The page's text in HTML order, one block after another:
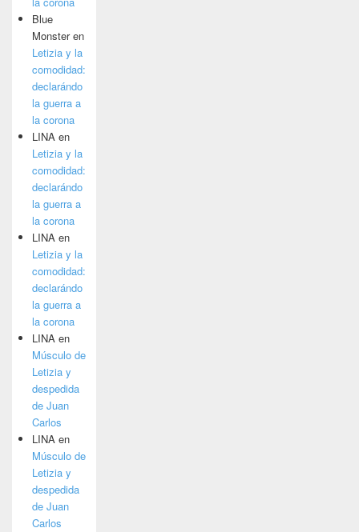
Blue
Monsteren
Letizia y la
comodidad:
declarándo
la guerra a
la corona
LINA en
Letizia y la
comodidad:
declarándo
la guerra a
la corona
LINA en
Letizia y la
comodidad:
declarándo
la guerra a
la corona
LINA en
Músculo de
Letizia y
despedida
de Juan
Carlos
LINA en
Músculo de
Letizia y
despedida
de Juan
Carlos